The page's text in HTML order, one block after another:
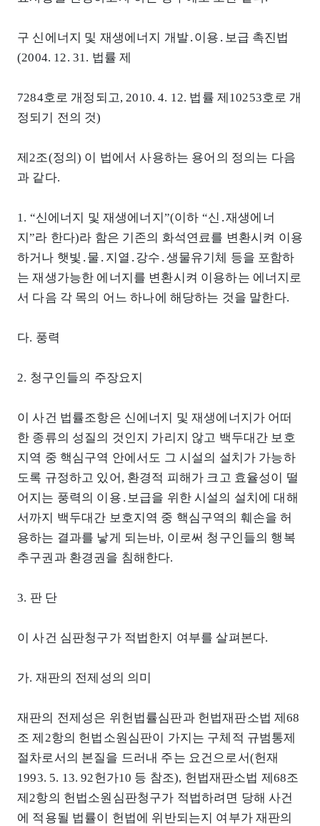
구 신에너지 및 재생에너지 개발․이용․보급 촉진법
(2004. 12. 31. 법률 제
7284호로 개정되고, 2010. 4. 12. 법률 제10253호로 개
정되기 전의 것)
제2조(정의) 이 법에서 사용하는 용어의 정의는 다음
과 같다.
1. “신에너지 및 재생에너지”(이하 “신․재생에너
지”라 한다)라 함은 기존의 화석연료를 변환시켜 이용
하거나 햇빛․물․지열․강수․생물유기체 등을 포함하
는 재생가능한 에너지를 변환시켜 이용하는 에너지로
서 다음 각 목의 어느 하나에 해당하는 것을 말한다.
다. 풍력
2. 청구인들의 주장요지
이 사건 법률조항은 신에너지 및 재생에너지가 어떠
한 종류의 성질의 것인지 가리지 않고 백두대간 보호
지역 중 핵심구역 안에서도 그 시설의 설치가 가능하
도록 규정하고 있어, 환경적 피해가 크고 효율성이 떨
어지는 풍력의 이용․보급을 위한 시설의 설치에 대해
서까지 백두대간 보호지역 중 핵심구역의 훼손을 허
용하는 결과를 낳게 되는바, 이로써 청구인들의 행복
추구권과 환경권을 침해한다.
3. 판 단
이 사건 심판청구가 적법한지 여부를 살펴본다.
가. 재판의 전제성의 의미
재판의 전제성은 위헌법률심판과 헌법재판소법 제68
조 제2항의 헌법소원심판이 가지는 구체적 규범통제
절차로서의 본질을 드러내 주는 요건으로서(헌재
1993. 5. 13. 92헌가10 등 참조), 헌법재판소법 제68조
제2항의 헌법소원심판청구가 적법하려면 당해 사건
에 적용될 법률이 헌법에 위반되는지 여부가 재판의